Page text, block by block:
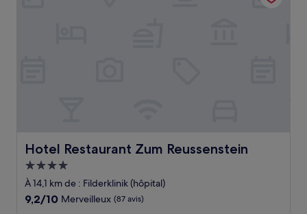
Hotel Restaurant Zum Reussenstein
Hotel Restaurant Zum Reussenstein
Hébergement
4.0 étoiles
À 14,1 km de : Filderklinik (hôpital)
9.2
9,2/10 Merveilleux (87 avis)